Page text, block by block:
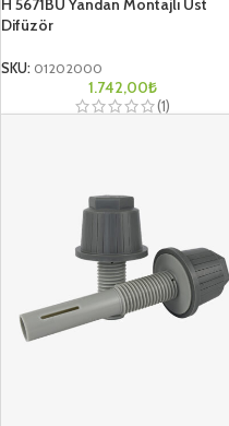
H 5671BU Yandan Montajlı Üst
Difüzör
SKU: 01202000
1.742,00₺
(1)